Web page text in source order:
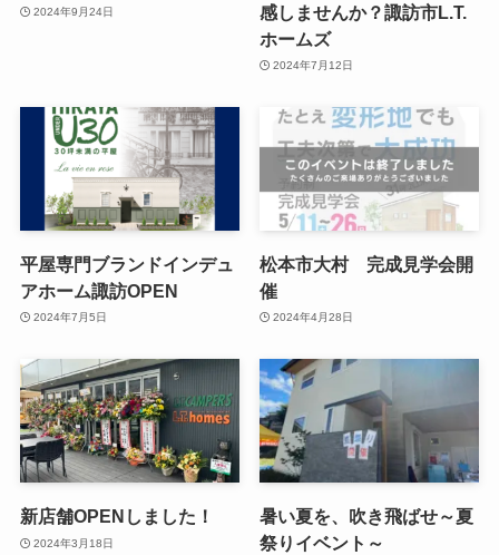
2024年9月24日
感しませんか？諏訪市L.T.
ホームズ
2024年7月12日
平屋専門ブランドインデュ
アホーム諏訪OPEN
2024年7月5日
松本市大村 完成見学会開
催
2024年4月28日
新店舗OPENしました！
2024年3月18日
暑い夏を、吹き飛ばせ～夏
祭りイベント～